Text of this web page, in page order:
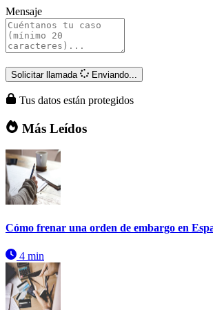
Mensaje
Solicitar llamada Enviando...
Tus datos están protegidos
Más Leídos
Cómo frenar una orden de embargo en
4 min